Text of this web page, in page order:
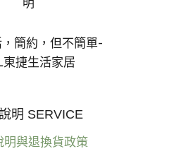
簡約，但不簡單-
東捷生活家居
明 SERVICE
明與退換貨政策